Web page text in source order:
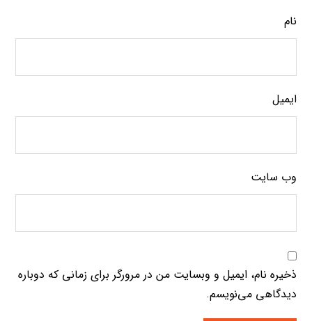
نام
ایمیل
وب‌ سایت
ذخیره نام، ایمیل و وبسایت من در مرورگر برای زمانی که دوباره
دیدگاهی می‌نویسم.